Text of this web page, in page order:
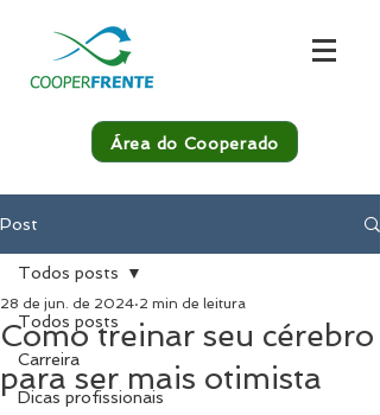
Área do Cooperado
Post
Todos posts
Carreira
Dicas profissionais
Todos posts
Como treinar seu cérebro
para ser mais otimista
28 de jun. de 2024 2 min de leitura